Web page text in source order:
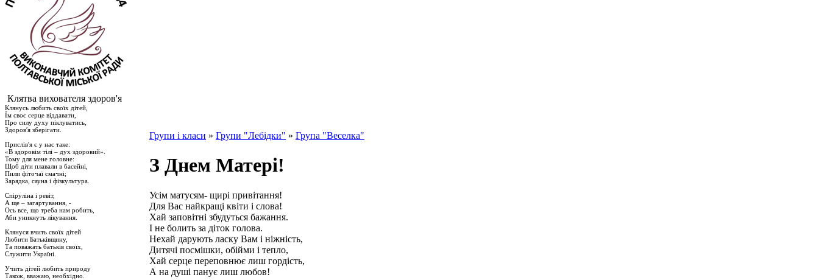
Клятва вихователя здоров'я
Клянусь любить своїх дітей,
Їм своє серце віддавати,
Про силу духу піклуватись,
Здоров′я зберігати.
Прислів′я є у нас таке:
«В здоровім тілі – дух здоровий».
Тому для мене головне:
Щоб діти плавали в басейні,
Пили фіточаї смачні;
Зарядка, сауна і фізкультура.
Спіруліна і ревіт,
А ще – загартування, -
Ось все, що треба нам робить,
Аби уникнуть лікування.
Клянуся вчить своїх дітей
Любити Батьківщину,
Та поважать батьків своїх,
Служити Україні.
Учить дітей любить природу
Також, вважаю, необхідно.
Групи і класи » Групи "Лебідки" » Група "Веселка"
З Днем Матері!
Усім матусям- щирі привітання!
Для Вас найкращі квіти і слова!
Хай заповітні збудуться бажання.
І не болить за діток голова.
Нехай дарують ласку Вам і ніжність,
Дитячі посмішки, обійми і тепло,
Хай серце переповнює лиш гордість,
А на душі панує лиш любов!